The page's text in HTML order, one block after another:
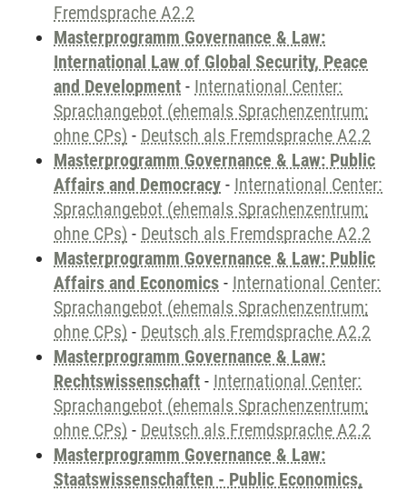
Fremdsprache A2.2
Masterprogramm Governance & Law:
International Law of Global Security, Peace
and Development - International Center:
Sprachangebot (ehemals Sprachenzentrum;
ohne CPs) - Deutsch als Fremdsprache A2.2
Masterprogramm Governance & Law: Public
Affairs and Democracy - International Center:
Sprachangebot (ehemals Sprachenzentrum;
ohne CPs) - Deutsch als Fremdsprache A2.2
Masterprogramm Governance & Law: Public
Affairs and Economics - International Center:
Sprachangebot (ehemals Sprachenzentrum;
ohne CPs) - Deutsch als Fremdsprache A2.2
Masterprogramm Governance & Law:
Rechtswissenschaft - International Center:
Sprachangebot (ehemals Sprachenzentrum;
ohne CPs) - Deutsch als Fremdsprache A2.2
Masterprogramm Governance & Law:
Staatswissenschaften - Public Economics,